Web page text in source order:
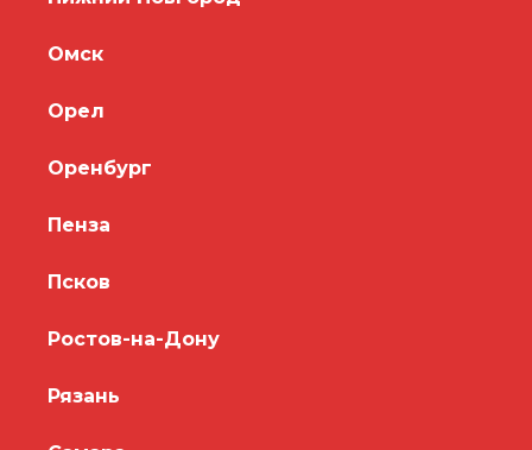
Омск
Орел
Оренбург
Пенза
Псков
Ростов-на-Дону
Рязань